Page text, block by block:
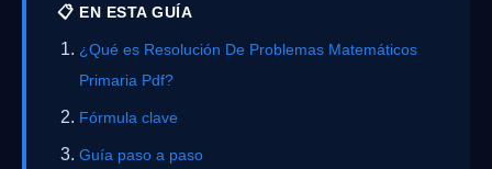
📋 EN ESTA GUÍA
¿Qué es Resolución De Problemas Matemáticos
Primaria Pdf?
Fórmula clave
Guía paso a paso